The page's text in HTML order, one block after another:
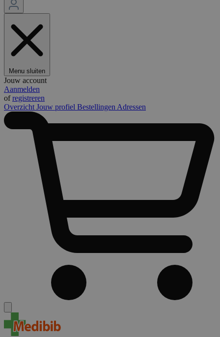
Menu sluiten
Jouw account
Aanmelden
ofregistreren
Overzicht Jouw profiel Bestellingen Adressen